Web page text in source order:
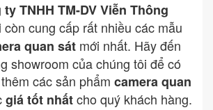
ty TNHH TM-DV Viễn Thông
còn cung cấp rất nhiều các mẫu
quan sát mới nhất. Hãy đến
showroom của chúng tôi để có
các sản phẩm camera quan
giá tốt nhấtcho quý khách hàng.